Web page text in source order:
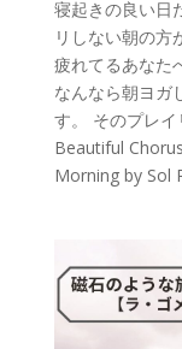
寝起きの良い日
リしない朝の方
疲れてるあなた
なんなら朝ヨガ
す。 そのプレ
Beautiful
Morning by Sol